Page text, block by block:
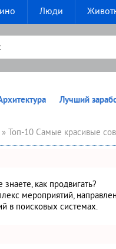
Люди
Лучший
» Топ-10 Самые красивые
как продвигать?
мероприятий,
в поисковых системах.